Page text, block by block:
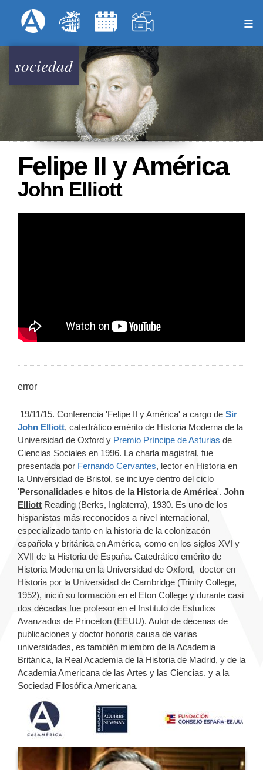
al
principal
Menú Superior
sociedad
Felipe II y América
John Elliott
error
19/11/15. Conferencia 'Felipe II y América' a cargo de Sir
John Elliott, catedrático emérito de Historia Moderna de la
Universidad de Oxford y Premio Príncipe de Asturias de
Ciencias Sociales en 1996. La charla magistral, fue
presentada por Fernando Cervantes, lector en Historia en
la Universidad de Bristol, se incluye dentro del ciclo
'Personalidades e hitos de la Historia de América'. John
Elliott Reading (Berks, Inglaterra), 1930. Es uno de los
hispanistas más reconocidos a nivel internacional,
especializado tanto en la historia de la colonizacón
española y británica en América, como en los siglos XVI y
XVII de la Historia de España. Catedrático emérito de
Historia Moderna en la Universidad de Oxford, doctor en
Historia por la Universidad de Cambridge (Trinity College,
1952), inició su formación en el Eton College y durante casi
dos décadas fue profesor en el Instituto de Estudios
Avanzados de Princeton (EEUU). Autor de decenas de
publicaciones y doctor honoris causa de varias
universidades, es también miembro de la Academia
Británica, la Real Academia de la Historia de Madrid, y de la
Academia Americana de las Artes y las Ciencias. y a la
Sociedad Filosófica Americana.